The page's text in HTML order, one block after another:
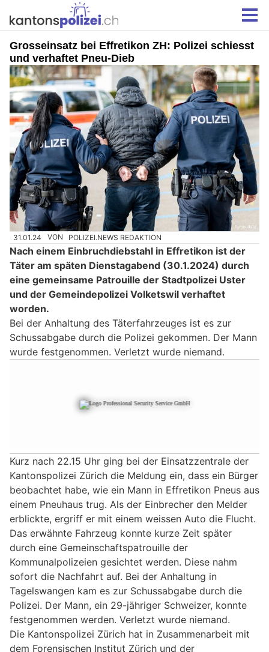
Grosseinsatz bei Effretikon ZH: Polizei schiesst
und verhaftet Pneu-Dieb
31.01.24 VON POLIZEI.NEWS REDAKTION
Nach einem Einbruchdiebstahl in Effretikon ist der
Täter am späten Dienstagabend (30.1.2024) durch
eine gemeinsame Patrouille der Stadtpolizei Uster
und der Gemeindepolizei Volketswil verhaftet
worden.
Bei der Anhaltung des Täterfahrzeuges ist es zur
Schussabgabe durch die Polizei gekommen. Der Mann
wurde festgenommen. Verletzt wurde niemand.
Kurz nach 22.15 Uhr ging bei der Einsatzzentrale der
Kantonspolizei Zürich die Meldung ein, dass ein Bürger
beobachtet habe, wie ein Mann in Effretikon Pneus aus
einem Pneuhaus trug. Als der Einbrecher den Melder
erblickte, ergriff er mit einem weissen Auto die Flucht.
Das erwähnte Fahrzeug konnte kurze Zeit später
durch eine Gemeinschaftspatrouille der
Kommunalpolizeien gesichtet werden. Diese nahm
sofort die Nachfahrt auf. Bei der Anhaltung in
Tagelswangen kam es zur Schussabgabe durch die
Polizei. Der Mann, ein 29-jähriger Schweizer, konnte
festgenommen werden. Verletzt wurde niemand.
Die Kantonspolizei Zürich hat in Zusammenarbeit mit
dem Forensischen Institut Zürich und der